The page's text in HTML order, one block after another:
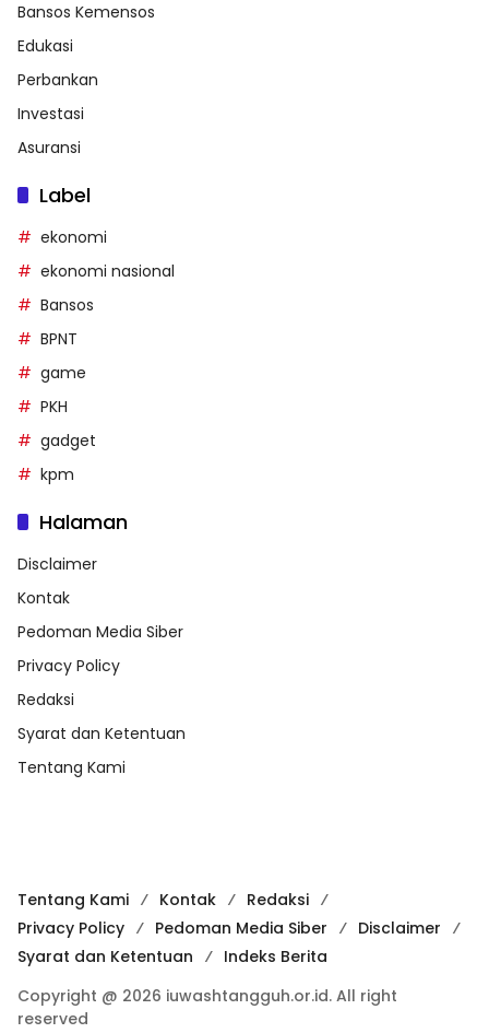
Bansos Kemensos
Edukasi
Perbankan
Investasi
Asuransi
Label
ekonomi
ekonomi nasional
Bansos
BPNT
game
PKH
gadget
kpm
Halaman
Disclaimer
Kontak
Pedoman Media Siber
Privacy Policy
Redaksi
Syarat dan Ketentuan
Tentang Kami
Tentang Kami Kontak
Redaksi
Privacy Policy
Pedoman Media Siber
Disclaimer
Syarat dan Ketentuan
Indeks Berita
Copyright @ 2026 iuwashtangguh.or.id. All right
reserved